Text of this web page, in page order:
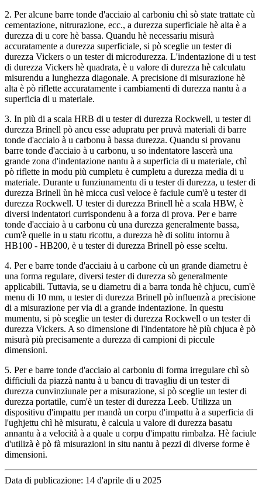
2. Per alcune barre tonde d'acciaio al carboniu chì sò state trattate cù
cementazione, nitrurazione, ecc., a durezza superficiale hè alta è a
durezza di u core hè bassa. Quandu hè necessariu misurà
accuratamente a durezza superficiale, si pò sceglie un tester di
durezza Vickers o un tester di microdurezza. L'indentazione di u test
di durezza Vickers hè quadrata, è u valore di durezza hè calculatu
misurendu a lunghezza diagonale. A precisione di misurazione hè
alta è pò riflette accuratamente i cambiamenti di durezza nantu à a
superficia di u materiale.
3. In più di a scala HRB di u tester di durezza Rockwell, u tester di
durezza Brinell pò ancu esse adupratu per pruvà materiali di barre
tonde d'acciaio à u carbonu à bassa durezza. Quandu si provanu
barre tonde d'acciaio à u carbonu, u so indentatore lascerà una
grande zona d'indentazione nantu à a superficia di u materiale, chì
pò riflette in modu più cumpletu è cumpletu a durezza media di u
materiale. Durante u funziunamentu di u tester di durezza, u tester di
durezza Brinell ùn hè micca cusì veloce è faciule cum'è u tester di
durezza Rockwell. U tester di durezza Brinell hè a scala HBW, è
diversi indentatori currispondenu à a forza di prova. Per e barre
tonde d'acciaio à u carbonu cù una durezza generalmente bassa,
cum'è quelle in u statu ricottu, a durezza hè di solitu intornu à
HB100 - HB200, è u tester di durezza Brinell pò esse sceltu.
4. Per e barre tonde d'acciaiu à u carbone cù un grande diametru è
una forma regulare, diversi tester di durezza sò generalmente
applicabili. Tuttavia, se u diametru di a barra tonda hè chjucu, cum'è
menu di 10 mm, u tester di durezza Brinell pò influenzà a precisione
di a misurazione per via di a grande indentazione. In questu
mumentu, si pò sceglie un tester di durezza Rockwell o un tester di
durezza Vickers. A so dimensione di l'indentatore hè più chjuca è pò
misurà più precisamente a durezza di campioni di piccule
dimensioni.
5. Per e barre tonde d'acciaio al carboniu di forma irregulare chì sò
difficiuli da piazzà nantu à u bancu di travagliu di un tester di
durezza cunvinziunale per a misurazione, si pò sceglie un tester di
durezza portatile, cum'è un tester di durezza Leeb. Utilizza un
dispositivu d'impattu per mandà un corpu d'impattu à a superficia di
l'ughjettu chì hè misuratu, è calcula u valore di durezza basatu
annantu à a velocità à a quale u corpu d'impattu rimbalza. Hè faciule
d'utilizà è pò fà misurazioni in situ nantu à pezzi di diverse forme è
dimensioni.
Data di publicazione: 14 d'aprile di u 2025